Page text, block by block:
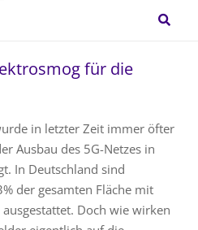
für die
in letzter Zeit immer öfter
Ausbau des 5G-Netzes in
In Deutschland sind
der gesamten Fläche mit
Doch wie wirken